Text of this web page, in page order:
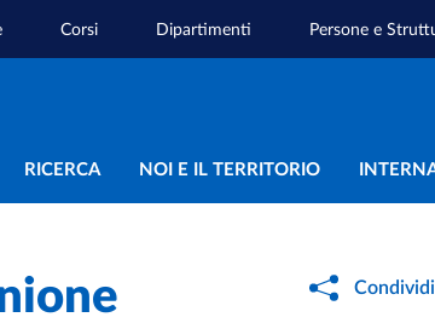
Corsi Dipartimenti Persone e
principale
RICERCA NOI E IL TERRITORIO
Condividi